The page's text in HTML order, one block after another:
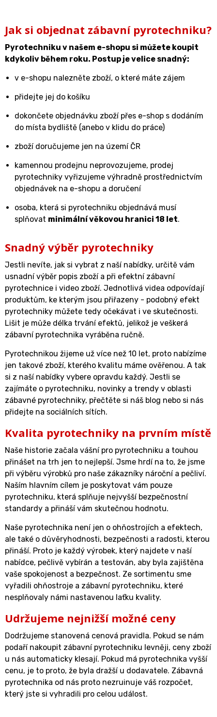
Jak si objednat zábavní pyrotechniku?
Pyrotechniku v našem e-shopu si můžete koupit
kdykoliv během roku. Postup je velice snadný:
v e-shopu nalezněte zboží, o které máte zájem
přidejte jej do košíku
dokončete objednávku zboží přes e-shop s dodáním
do místa bydliště (anebo v klidu do práce)
zboží doručujeme jen na území ČR
kamennou prodejnu neprovozujeme, prodej
pyrotechniky vyřizujeme výhradně prostřednictvím
objednávek na e-shopu a doručení
osoba, která si pyrotechniku objednává musí
splňovat minimální věkovou hranici 18 let.
Snadný výběr pyrotechniky
Jestli nevíte, jak si vybrat z naší nabídky, určitě vám
usnadní výběr popis zboží a při efektní zábavní
pyrotechnice i video zboží. Jednotlivá videa odpovídají
produktům, ke kterým jsou přiřazeny - podobný efekt
pyrotechniky můžete tedy očekávat i ve skutečnosti.
Lišit je může délka trvání efektů, jelikož je veškerá
zábavní pyrotechnika vyráběna ručně.
Pyrotechnikou žijeme už více než 10 let, proto nabízíme
jen takové zboží, kterého kvalitu máme ověřenou. A tak
si z naší nabídky vybere opravdu každý. Jestli se
zajímáte o pyrotechniku, novinky a trendy v oblasti
zábavné pyrotechniky, přečtěte si náš blog nebo si nás
přidejte na sociálních sítích.
Kvalita pyrotechniky na prvním místě
Naše historie začala vášní pro pyrotechniku a touhou
přinášet na trh jen to nejlepší. Jsme hrdí na to, že jsme
při výběru výrobků pro naše zákazníky nároční a pečliví.
Naším hlavním cílem je poskytovat vám pouze
pyrotechniku, která splňuje nejvyšší bezpečnostní
standardy a přináší vám skutečnou hodnotu.
Naše pyrotechnika není jen o ohňostrojích a efektech,
ale také o důvěryhodnosti, bezpečnosti a radosti, kterou
přináší. Proto je každý výrobek, který najdete v naší
nabídce, pečlivě vybírán a testován, aby byla zajištěna
vaše spokojenost a bezpečnost. Ze sortimentu sme
vyřadili ohňostroje a zábavní pyrotechniku, které
nesplňovaly námi nastavenou laťku kvality.
Udržujeme nejnižší možné ceny
Dodržujeme stanovená cenová pravidla. Pokud se nám
podaří nakoupit zábavní pyrotechniku levněji, ceny zboží
u nás automaticky klesají. Pokud má pyrotechnika vyšší
cenu, je to proto, že byla dražší u dodavatele. Zábavná
pyrotechnika od nás proto nezruinuje váš rozpočet,
který jste si vyhradili pro celou událost.